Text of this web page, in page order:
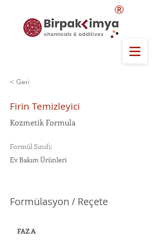
®
< Geri
Firin Temizleyici
Kozmetik Formula
Formül Sınıfı:
Ev Bakım Ürünleri
Formülasyon / Reçete
FAZ A